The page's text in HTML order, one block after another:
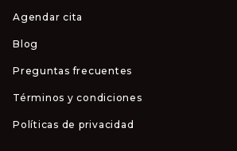
Agendar cita
Blog
Preguntas frecuentes
Términos y condiciones
Políticas de privacidad